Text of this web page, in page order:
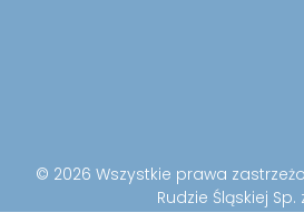
© 2026 Wszystkie prawa
Rudzie Śląskiej Sp.